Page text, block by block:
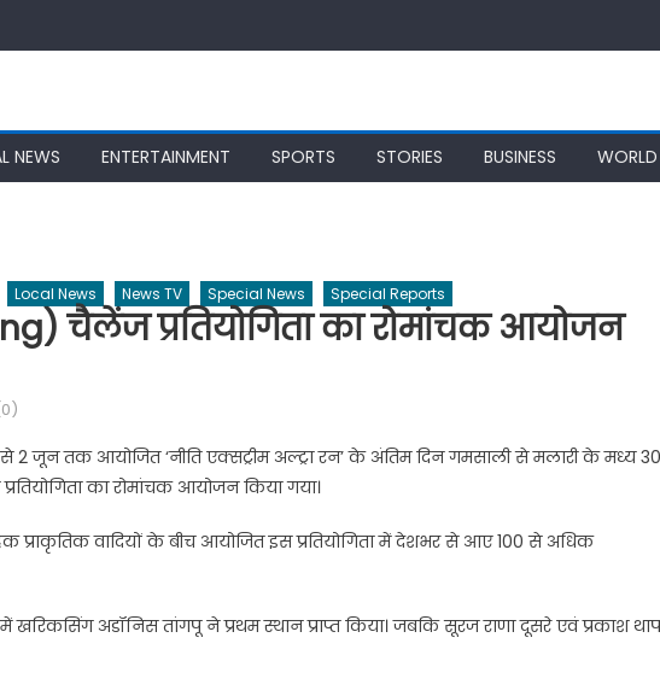
NEWS ENTERTAINMENT SPORTS STORIES BUSINESS WORLD
Local News News TV Special News Special Reports
चैलेंज प्रतियोगिता का रोमांचक आयोजन
2 जून तक आयोजित ‘नीति एक्सट्रीम अल्ट्रा रन’ के अंतिम दिन गमसाली से मलारी के मध्य 30
का रोमांचक आयोजन किया गया।
प्राकृतिक वादियों के बीच आयोजित इस प्रतियोगिता में देशभर से आए 100 से अधिक
खरिकसिंग अडॉनिस तांगपू ने प्रथम स्थान प्राप्त किया। जबकि सूरज राणा दूसरे एवं प्रकाश